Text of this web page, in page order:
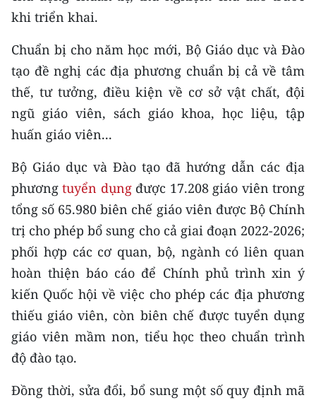
CÁC CHUYÊN TRANG
VỀ BÁO NHÂN DÂN
THỜI NAY
NHÂN DÂN CUỐI TUẦN
NHÂN DÂN HẰNG THÁNG
MUA BÁO
ĐỌC BÁO IN
ENGLISH
中文
FRANÇAIS
khi triển khai.
Chuẩn bị cho năm học mới, Bộ Giáo dục và Đào
tạo đề nghị các địa phương chuẩn bị cả về tâm
thế, tư tưởng, điều kiện về cơ sở vật chất, đội
ngũ giáo viên, sách giáo khoa, học liệu, tập
huấn giáo viên...
Bộ Giáo dục và Đào tạo đã hướng dẫn các địa
phươngtuyển dụngđược 17.208 giáo viên trong
tổng số 65.980 biên chế giáo viên được Bộ Chính
trị cho phép bổ sung cho cả giai đoạn 2022-2026;
phối hợp các cơ quan, bộ, ngành có liên quan
hoàn thiện báo cáo để Chính phủ trình xin ý
kiến Quốc hội về việc cho phép các địa phương
thiếu giáo viên, còn biên chế được tuyển dụng
giáo viên mầm non, tiểu học theo chuẩn trình
độ đào tạo.
Đồng thời, sửa đổi, bổ sung một số quy định mã